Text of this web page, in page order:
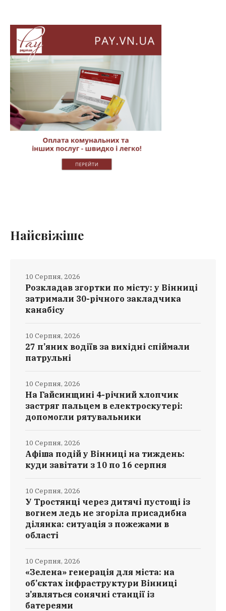
Найсвіжіше
Розкладав згортки по місту: у Вінниці
затримали 30-річного закладчика
канабісу
10 Серпня, 2026
27 п’яних водіїв за вихідні спіймали
патрульні
10 Серпня, 2026
На Гайсинщині 4-річний хлопчик
застряг пальцем в електроскутері:
допомогли рятувальники
10 Серпня, 2026
Афіша подій у Вінниці на тиждень:
куди завітати з 10 по 16 серпня
10 Серпня, 2026
У Тростянці через дитячі пустощі із
вогнем ледь не згоріла присадибна
ділянка: ситуація з пожежами в
області
10 Серпня, 2026
«Зелена» генерація для міста: на
об’єктах інфраструктури Вінниці
з’являться сонячні станції із
батереями
10 Серпня, 2026